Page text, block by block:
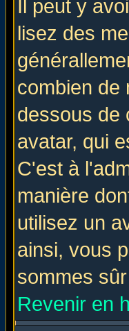
Il peut y
lisez des
combien de
dessous de
avatar, qui
C'est à
manière
utilisez un
ainsi, vous
sommes
Revenir en